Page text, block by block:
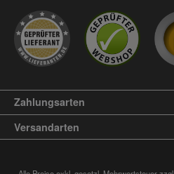
Zahlungsarten
Versandarten